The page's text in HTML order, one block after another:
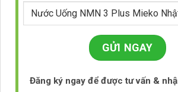
Đăng ký ngay để được tư vấn &